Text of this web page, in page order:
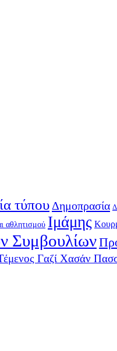
τύπου Δημοπρασία
αθλητισμού Ιμάμης
Συμβουλίων
Γαζί Χασάν